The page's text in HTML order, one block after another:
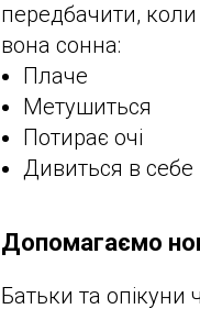
передбачити,
вона сонна:
Плаче
Метушиться
Потирає очі
Дивиться в себе
Допомагаємо
Батьки та